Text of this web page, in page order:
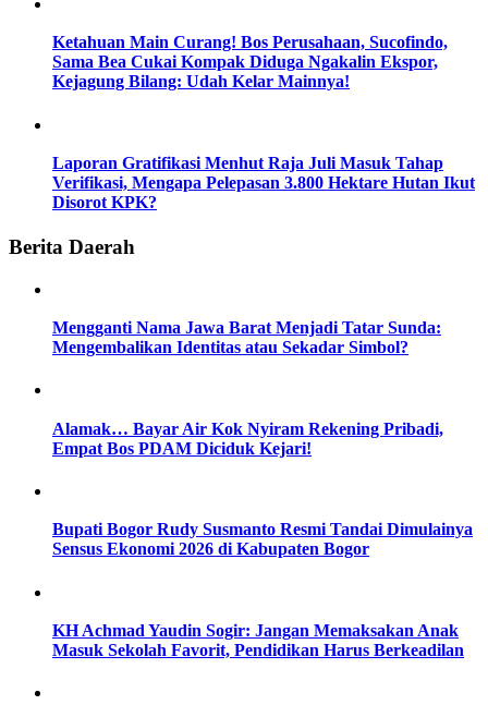
Ketahuan Main Curang! Bos Perusahaan, Sucofindo,
Sama Bea Cukai Kompak Diduga Ngakalin Ekspor,
Kejagung Bilang: Udah Kelar Mainnya!
Laporan Gratifikasi Menhut Raja Juli Masuk Tahap
Verifikasi, Mengapa Pelepasan 3.800 Hektare Hutan Ikut
Disorot KPK?
Berita Daerah
Mengganti Nama Jawa Barat Menjadi Tatar Sunda:
Mengembalikan Identitas atau Sekadar Simbol?
Alamak… Bayar Air Kok Nyiram Rekening Pribadi,
Empat Bos PDAM Diciduk Kejari!
Bupati Bogor Rudy Susmanto Resmi Tandai Dimulainya
Sensus Ekonomi 2026 di Kabupaten Bogor
KH Achmad Yaudin Sogir: Jangan Memaksakan Anak
Masuk Sekolah Favorit, Pendidikan Harus Berkeadilan